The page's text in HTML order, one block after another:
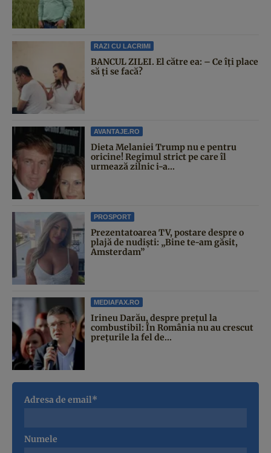
RAZI CU LACRIMI
BANCUL ZILEI. El către ea: – Ce îți place
să ți se facă?
AVANTAJE.RO
Dieta Melaniei Trump nu e pentru
oricine! Regimul strict pe care îl
urmează zilnic i-a...
PROSPORT
Prezentatoarea TV, postare despre o
plajă de nudiști: „Bine te-am găsit,
Amsterdam”
MEDIAFAX.RO
Irineu Darău, despre prețul la
combustibil: În România nu au crescut
prețurile la fel de...
Adresa de email*
Numele